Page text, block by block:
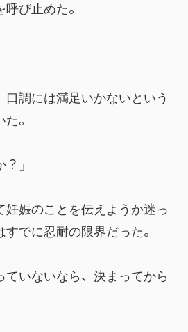
び止めた。
口調には満足いかないという
。
」
妊娠のことを伝えようか迷っ
でに忍耐の限界だった。
ていないなら、決まってから